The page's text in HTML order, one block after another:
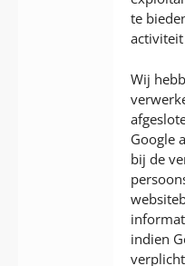
te
Wij
Google
bij de
indien